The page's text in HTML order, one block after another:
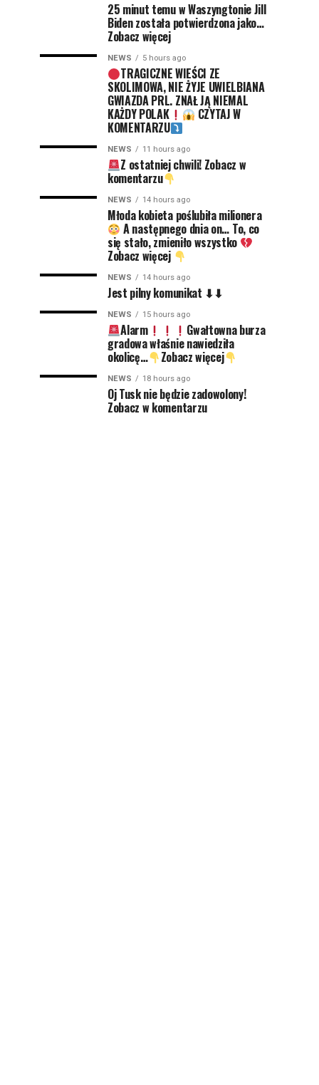
25 minut temu w Waszyngtonie Jill
Biden została potwierdzona jako…
Zobacz więcej
NEWS 5 hours ago
TRAGICZNE WIEŚCI ZE
SKOLIMOWA, NIE ŻYJE UWIELBIANA
GWIAZDA PRL. ZNAŁ JĄ NIEMAL
KAŻDY POLAK CZYTAJ W
KOMENTARZU
NEWS 11 hours ago
Z ostatniej chwili! Zobacz w
komentarzu
NEWS 14 hours ago
Młoda kobieta poślubiła milionera
A następnego dnia on… To, co
się stało, zmieniło wszystko
Zobacz więcej
NEWS 14 hours ago
Jest pilny komunikat ⬇⬇
NEWS 15 hours ago
Alarm Gwałtowna burza
gradowa właśnie nawiedziła
okolicę… Zobacz więcej
NEWS 18 hours ago
Oj Tusk nie będzie zadowolony!
Zobacz w komentarzu